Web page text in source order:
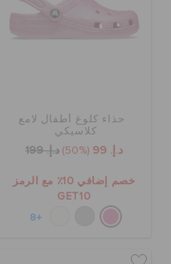
حذاء كلوغ أطفال لامع
كلاسيكي
د.إ. 99 (50%) د.إ. 199
خصم إضافي 10٪ مع الرمز
GET10
+8